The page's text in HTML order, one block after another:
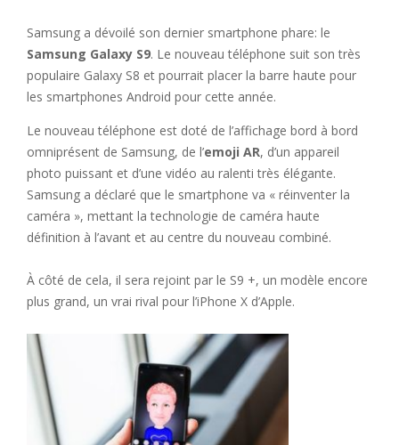
Samsung a dévoilé son dernier smartphone phare: le
Samsung Galaxy S9. Le nouveau téléphone suit son très
populaire Galaxy S8 et pourrait placer la barre haute pour
les smartphones Android pour cette année.
Le nouveau téléphone est doté de l’affichage bord à bord
omniprésent de Samsung, de l’emoji AR, d’un appareil
photo puissant et d’une vidéo au ralenti très élégante.
Samsung a déclaré que le smartphone va « réinventer la
caméra », mettant la technologie de caméra haute
définition à l’avant et au centre du nouveau combiné.
À côté de cela, il sera rejoint par le S9 +, un modèle encore
plus grand, un vrai rival pour l’iPhone X d’Apple.